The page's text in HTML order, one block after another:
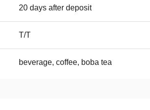
20 days after deposit
T/T
beverage, coffee, boba tea